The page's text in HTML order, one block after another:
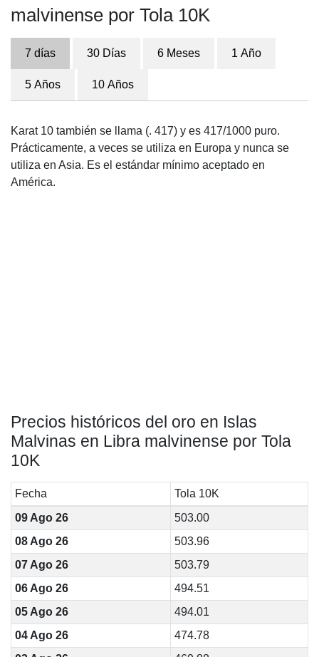
malvinense por Tola 10K
7 días 30 Días 6 Meses 1 Año
5 Años 10 Años
Karat 10 también se llama (. 417) y es 417/1000 puro.
Prácticamente, a veces se utiliza en Europa y nunca se
utiliza en Asia. Es el estándar mínimo aceptado en
América.
Precios históricos del oro en Islas
Malvinas en Libra malvinense por Tola
10K
Fecha
Tola 10K
09 Ago 26
503.00
08 Ago 26
503.96
07 Ago 26
503.79
06 Ago 26
494.51
05 Ago 26
494.01
04 Ago 26
474.78